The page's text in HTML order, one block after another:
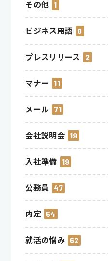
その他 1
ビジネス用語 8
プレスリリース 2
マナー 11
メール 71
会社説明会 19
入社準備 19
公務員 47
内定 54
就活の悩み 62